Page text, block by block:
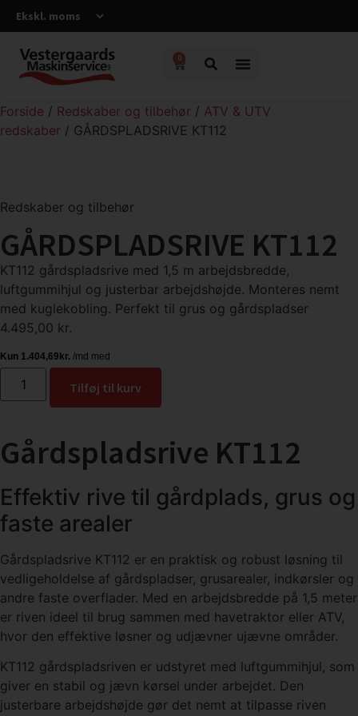
0
Forside / Redskaber og tilbehør / ATV & UTV
redskaber / GÅRDSPLADSRIVE KT112
Redskaber og tilbehør
GÅRDSPLADSRIVE KT112
KT112 gårdspladsrive med 1,5 m arbejdsbredde,
luftgummihjul og justerbar arbejdshøjde. Monteres nemt
med kuglekobling. Perfekt til grus og gårdspladser
4.495,00 kr.
Tilføj til kurv
Gårdspladsrive KT112
Effektiv rive til gårdplads, grus og
faste arealer
Gårdspladsrive KT112 er en praktisk og robust løsning til
vedligeholdelse af gårdspladser, grusarealer, indkørsler og
andre faste overflader. Med en arbejdsbredde på 1,5 meter
er riven ideel til brug sammen med havetraktor eller ATV,
hvor den effektive løsner og udjævner ujævne områder.
KT112 gårdspladsriven er udstyret med luftgummihjul, som
giver en stabil og jævn kørsel under arbejdet. Den
justerbare arbejdshøjde gør det nemt at tilpasse riven